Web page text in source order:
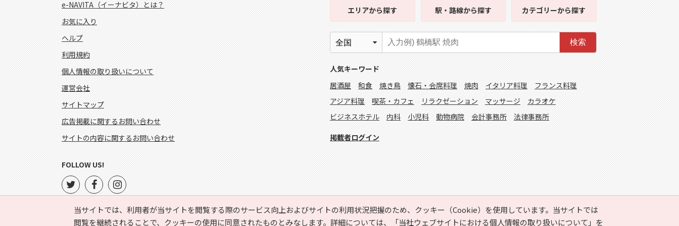
当サイトでは、利用者が当サイトを閲覧する際のサービス向上およびサイトの利用状況把握のため、クッキー（Cookie）を使用しています。当サイトでは
閲覧を継続されることで、クッキーの使用に同意されたものとみなします。詳細については、
「当社ウェブサイトにおける個人情報の取り扱いについて」 を
e-NAVITA（イーナビタ）とは？
お気に入り
ヘルプ
利用規約
個人情報の取り扱いについて
運営会社
サイトマップ
広告掲載に関するお問い合わせ
サイトの内容に関するお問い合わせ
エリアから探す 駅・路線から探す カテゴリーから探す
検索
人気キーワード
居酒屋
和食 焼き鳥 懐石・会席料理 焼肉 イタリア料理
フランス料理
アジア料理
喫茶・カフェ リラクゼーション マッサージ
カラオケ
ビジネスホテル
内科 小児科 動物病院 会計事務所 法律事務所
掲載者ログイン
FOLLOW US!
Copyright © HYOJITO.Co.,Ltd. All Rights Reserved.